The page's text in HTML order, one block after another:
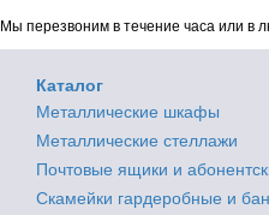
Мы перезвоним в течение часа или в
Каталог
Металлические шкафы
Металлические стеллажи
Почтовые ящики и
Скамейки гардеробные и